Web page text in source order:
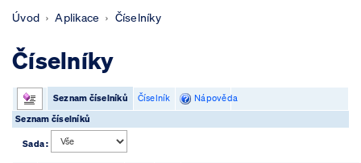
Úvod Aplikace Číselníky
Číselníky
Seznam číselníků Číselník
Nápověda
Seznam číselníků
Sada :